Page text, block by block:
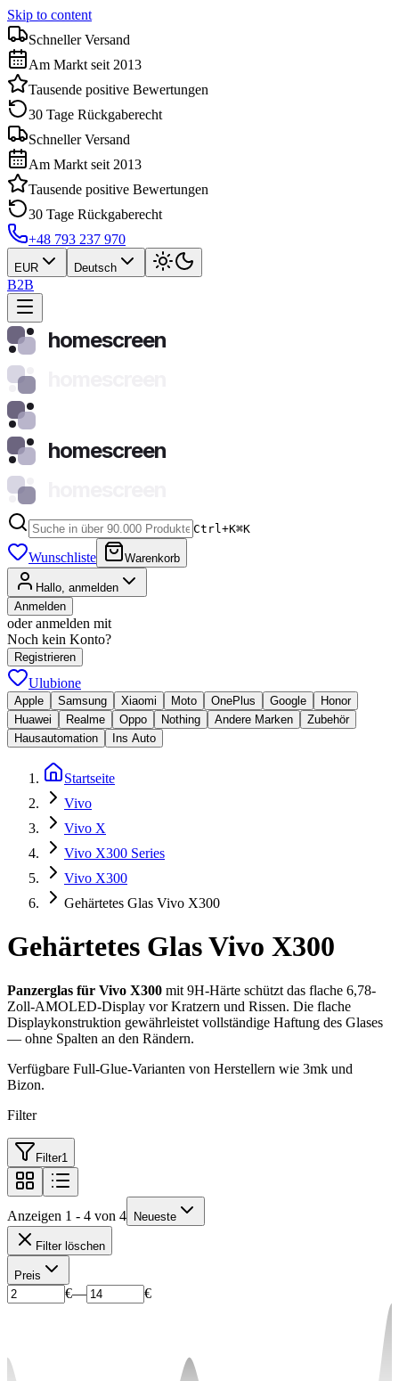
Skip to content
Schneller Versand
Am Markt seit 2013
Tausende positive Bewertungen
30 Tage Rückgaberecht
Schneller Versand
Am Markt seit 2013
Tausende positive Bewertungen
30 Tage Rückgaberecht
+48 793 237 970
EUR Deutsch
B2B
homescreen
homescreen
Ctrl+K⌘K
Wunschliste Warenkorb
Hallo, anmelden
Anmelden
oder anmelden mit
Noch kein Konto?
Registrieren
Ulubione
Apple Samsung Xiaomi Moto OnePlus Google
Honor
Huawei
Realme Oppo Nothing Andere Marken
Zubehör
Hausautomation
Ins Auto
Startseite
Vivo
Vivo X
Vivo X300 Series
Vivo X300
Gehärtetes Glas Vivo X300
Gehärtetes Glas Vivo X300
Panzerglas für Vivo X300 mit 9H-Härte schützt das flache 6,78-
Zoll-AMOLED-Display vor Kratzern und Rissen. Die flache
Displaykonstruktion gewährleistet vollständige Haftung des Glases
— ohne Spalten an den Rändern.
Verfügbare Full-Glue-Varianten von Herstellern wie 3mk und
Bizon.
Filter
Filter1
Anzeigen 1 - 4 von 4 Neueste
Filter löschen
Preis
€— €